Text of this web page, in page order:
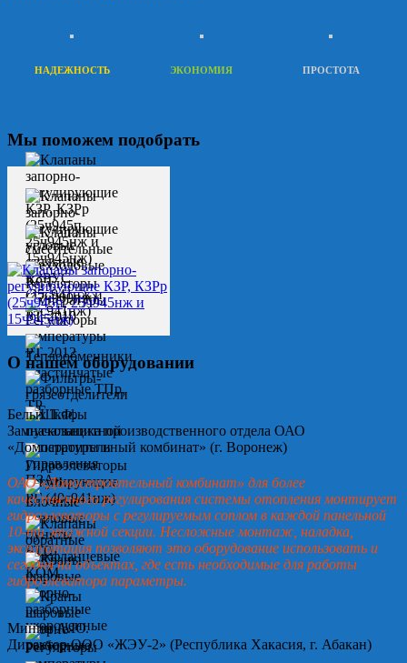
НАДЕЖНОСТЬ ЭКОНОМИЯ ПРОСТОТА
Мы поможем подобрать
О нашем оборудовании
Белых Т.Ф.
Замначальника производственного отдела ОАО
«Домостроительный комбинат» (г. Воронеж)
ОАО «Домостроительный комбинат» для более
качественного регулирования системы отопления монтирует
гидроэлеваторы с регулируемым соплом в каждой панельной
10-ти этажной секции. Несложные монтаж, наладка,
эксплуатация позволяют это оборудование использовать и
сегодня на объектах, где есть необходимые для работы
гидроэлеватора параметры.
Минин А.Ю.
Директор ООО «ЖЭУ-2» (Республика Хакасия, г. Абакан)